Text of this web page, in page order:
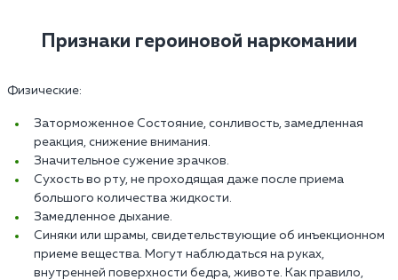
Признаки героиновой наркомании
Физические:
Заторможенное Состояние, сонливость, замедленная
реакция, снижение внимания.
Значительное сужение зрачков.
Сухость во рту, не проходящая даже после приема
большого количества жидкости.
Замедленное дыхание.
Синяки или шрамы, свидетельствующие об инъекционном
приеме вещества. Могут наблюдаться на руках,
внутренней поверхности бедра, животе. Как правило,